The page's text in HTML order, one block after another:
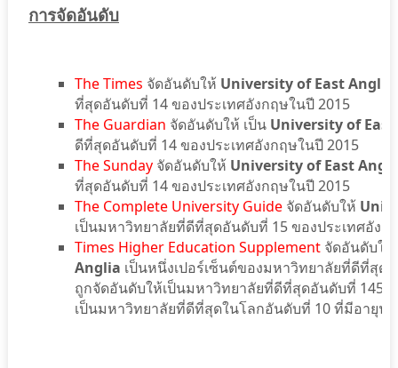
การจัดอันดับ
The Times จัดอันดับให้ University of East Anglia
ที่สุดอันดับที่ 14 ของประเทศอังกฤษในปี 2015
The Guardian จัดอันดับให้ เป็น University of
ดีที่สุดอันดับที่ 14 ของประเทศอังกฤษในปี 2015
The Sunday จัดอันดับให้ University of East
ที่สุดอันดับที่ 14 ของประเทศอังกฤษในปี 2015
The Complete University Guide จัดอันดับให้
เป็นมหาวิทยาลัยที่ดีที่สุดอันดับที่ 15 ของประเทศอังก
Times Higher Education Supplement จัดอันดับให้
Anglia เป็นหนึ่งเปอร์เซ็นต์ของมหาวิทยาลัยที่ดีที่สุด
ถูกจัดอันดับให้เป็นมหาวิทยาลัยที่ดีที่สุดอันดับที่ 145
เป็นมหาวิทยาลัยที่ดีที่สุดในโลกอันดับที่ 10 ที่มีอายุน้อ